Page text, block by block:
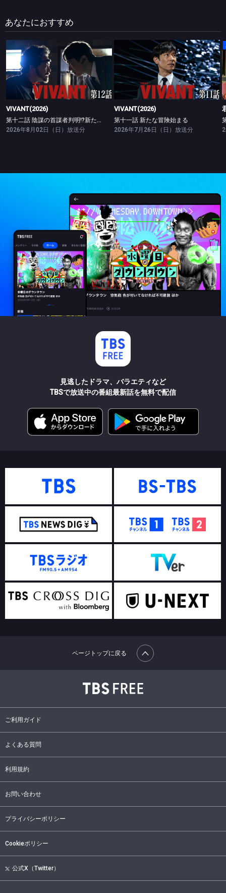
あなたにおすすめ
VIVANT(2026)
VIVANT(2026)
第十二話 陰謀の首謀者判明!?新たな仲間との対峙
2026年8月02日（日）放送分
VIVANT(2026)
第十一話 新たな冒険始まる
VIVANT(2026)
第十一話 新たな冒険始まる
2026年7月26日（日）放送分
見逃したドラマ、バラエティなど
TBSで放送中の番組最新話を無料で配信
ご利用ガイド
よくある質問
利用規約
お問い合わせ
プライバシーポリシー
Cookieポリシー
公式X（Twitter）
ページトップに戻る